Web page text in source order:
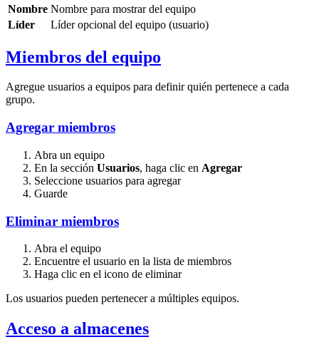
Nombre Nombre para mostrar del equipo
Líder
Líder opcional del equipo (usuario)
Miembros del equipo
Agregue usuarios a equipos para definir quién pertenece a cada
grupo.
Agregar miembros
Abra un equipo
En la sección Usuarios, haga clic en Agregar
Seleccione usuarios para agregar
Guarde
Eliminar miembros
Abra el equipo
Encuentre el usuario en la lista de miembros
Haga clic en el icono de eliminar
Los usuarios pueden pertenecer a múltiples equipos.
Acceso a almacenes